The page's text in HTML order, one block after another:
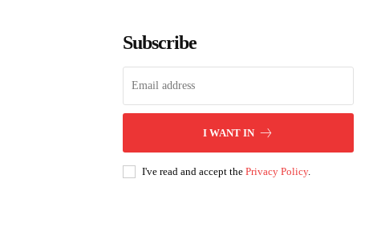
Subscribe
I WANT IN
I've read and accept the Privacy Policy.